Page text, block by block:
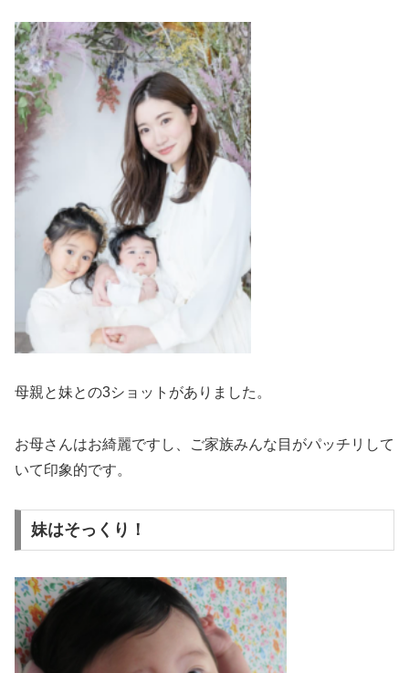
母親と妹との3ショットがありました。
お母さんはお綺麗ですし、ご家族みんな目がパッチリして
いて印象的です。
妹はそっくり！